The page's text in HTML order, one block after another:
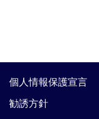
個人情報保護宣言
勧誘方針